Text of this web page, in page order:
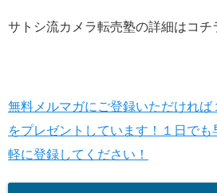
サトシ流カメラ転売塾の詳細はコチ
無料メルマガにご登録いただければ
をプレゼントしています！１日で
軽に登録してください！